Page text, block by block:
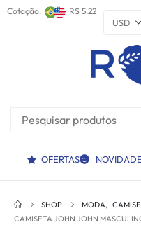
Cotação: R$ 5.22
OFERTAS
SHOP MODA,
CAMISETA JOHN JOHN